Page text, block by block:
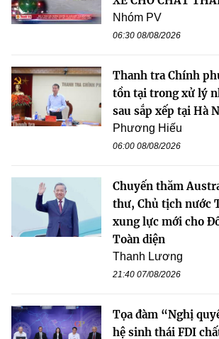
Nhóm PV
06:30 08/08/2026
Thanh tra Chính
tồn tại trong xử lý
sau sắp xếp tại Hà
Phương Hiếu
06:00 08/08/2026
Chuyến thăm
thư, Chủ tịch nước
xung lực mới cho
Toàn diện
Thanh Lương
21:40 07/08/2026
Tọa đàm “Nghị
hệ sinh thái FDI